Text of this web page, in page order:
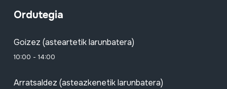
Ordutegia
Goizez (asteartetik larunbatera)
10:00 - 14:00
Arratsaldez (asteazkenetik larunbatera)